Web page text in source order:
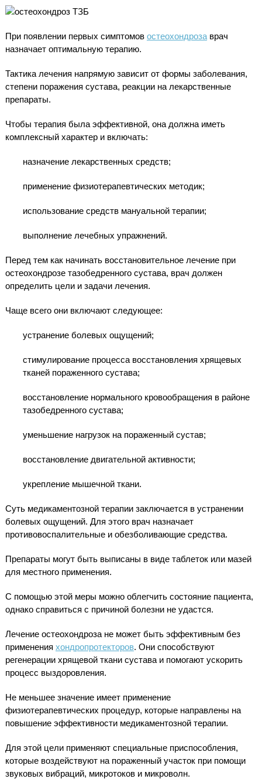
При появлении первых симптомов остеохондрозаврач
назначает оптимальную терапию.
Тактика лечения напрямую зависит от формы заболевания,
степени поражения сустава, реакции на лекарственные
препараты.
Чтобы терапия была эффективной, она должна иметь
комплексный характер и включать:
назначение лекарственных средств;
применение физиотерапевтических методик;
использование средств мануальной терапии;
выполнение лечебных упражнений.
Перед тем как начинать восстановительное лечение при
остеохондрозе тазобедренного сустава, врач должен
определить цели и задачи лечения.
Чаще всего они включают следующее:
устранение болевых ощущений;
стимулирование процесса восстановления хрящевых
тканей пораженного сустава;
восстановление нормального кровообращения в районе
тазобедренного сустава;
уменьшение нагрузок на пораженный сустав;
восстановление двигательной активности;
укрепление мышечной ткани.
Суть медикаментозной терапии заключается в устранении
болевых ощущений. Для этого врач назначает
противовоспалительные и обезболивающие средства.
Препараты могут быть выписаны в виде таблеток или мазей
для местного применения.
С помощью этой меры можно облегчить состояние пациента,
однако справиться с причиной болезни не удастся.
Лечение остеохондроза не может быть эффективным без
применения хондропротекторов. Они способствуют
регенерации хрящевой ткани сустава и помогают ускорить
процесс выздоровления.
Не меньшее значение имеет применение
физиотерапевтических процедур, которые направлены на
повышение эффективности медикаментозной терапии.
Для этой цели применяют специальные приспособления,
которые воздействуют на пораженный участок при помощи
звуковых вибраций, микротоков и микроволн.